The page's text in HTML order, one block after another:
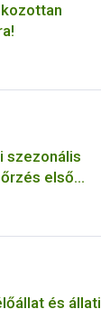
szezonális
első
és állati